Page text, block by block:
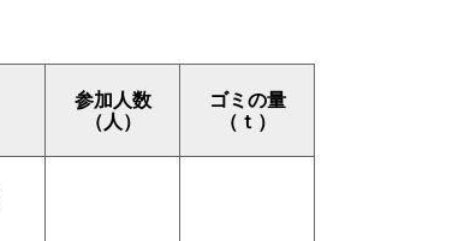
参加人数
（人）
ゴミの量
（ｔ）